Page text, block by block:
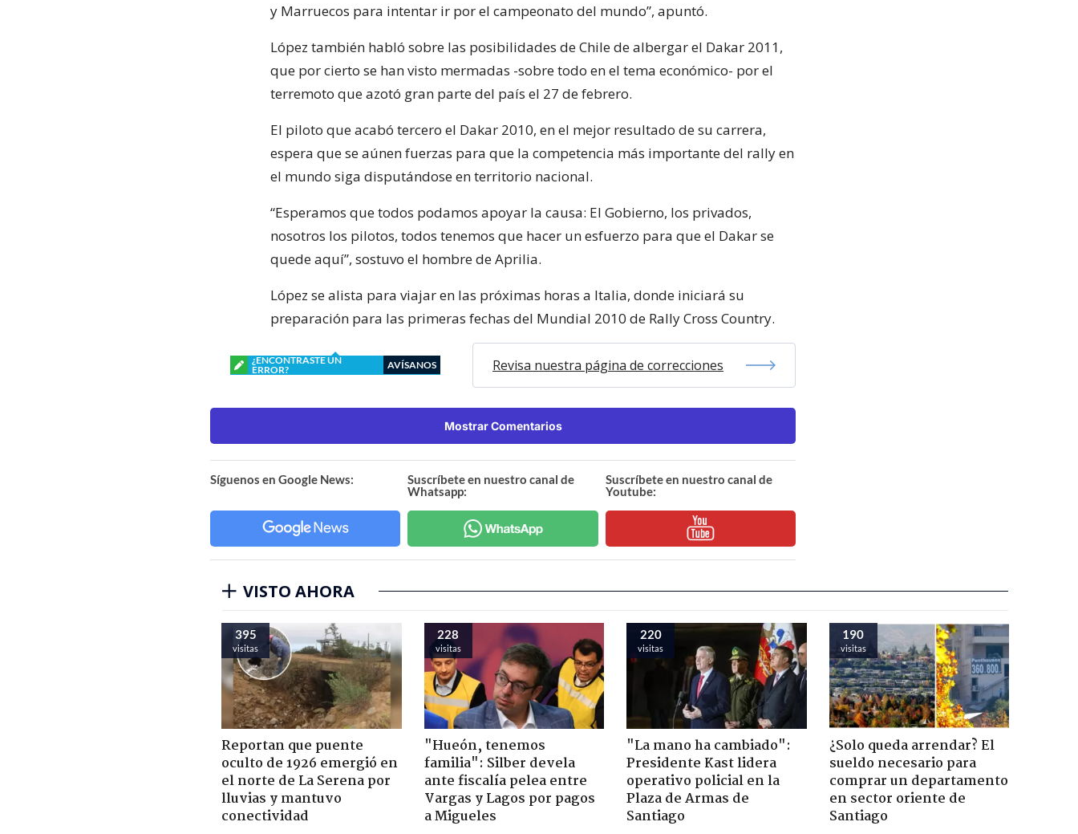
y Marruecos para intentar ir por el campeonato del mundo”, apuntó.
López también habló sobre las posibilidades de Chile de albergar el Dakar 2011,
que por cierto se han visto mermadas -sobre todo en el tema económico- por el
terremoto que azotó gran parte del país el 27 de febrero.
El piloto que acabó tercero el Dakar 2010, en el mejor resultado de su carrera,
espera que se aúnen fuerzas para que la competencia más importante del rally en
el mundo siga disputándose en territorio nacional.
“Esperamos que todos podamos apoyar la causa: El Gobierno, los privados,
nosotros los pilotos, todos tenemos que hacer un esfuerzo para que el Dakar se
quede aquí”, sostuvo el hombre de Aprilia.
López se alista para viajar en las próximas horas a Italia, donde iniciará su
preparación para las primeras fechas del Mundial 2010 de Rally Cross Country.
¿ENCONTRASTE UN
ERROR?
AVÍSANOS Revisa nuestra página de correcciones
Mostrar Comentarios
Síguenos en Google News:
Suscríbete en nuestro canal de
Whatsapp:
Suscríbete en nuestro canal de
Youtube:
VISTO AHORA
395
visitas
Reportan que puente
oculto de 1926 emergió en
el norte de La Serena por
lluvias y mantuvo
conectividad
228
visitas
"Hueón, tenemos
familia": Silber devela
ante fiscalía pelea entre
Vargas y Lagos por pagos
a Migueles
220
visitas
"La mano ha cambiado":
Presidente Kast lidera
operativo policial en la
Plaza de Armas de
Santiago
190
visitas
¿Solo queda arrendar? El
sueldo necesario para
comprar un departamento
en sector oriente de
Santiago